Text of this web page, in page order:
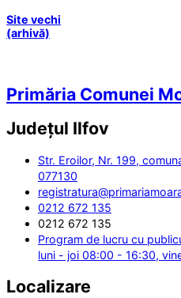
Site vechi
(arhivă)
Primăria Comunei
Județul Ilfov
Str. Eroilor, Nr. 199,
077130
0212 672 135
0212 672 135
Program de lucru cu
luni - joi 08:00 - 16:30,
Localizare